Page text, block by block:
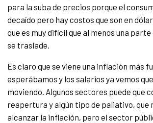
para la suba de precios porque el
decaído pero hay costos que son en
que es muy difícil que al menos una
se traslade.
Es claro que se viene una inflación más
esperábamos y los salarios ya vemos
moviendo. Algunos sectores puede que
reapertura y algún tipo de paliativo, que
alcanzar la inflación, pero el sector